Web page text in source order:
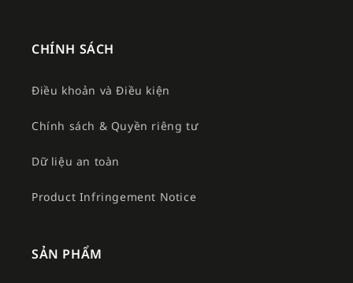
CHÍNH SÁCH
Điều khoản và Điều kiện
Chính sách & Quyền riêng tư
Dữ liệu an toàn
Product Infringement Notice
SẢN PHẨM